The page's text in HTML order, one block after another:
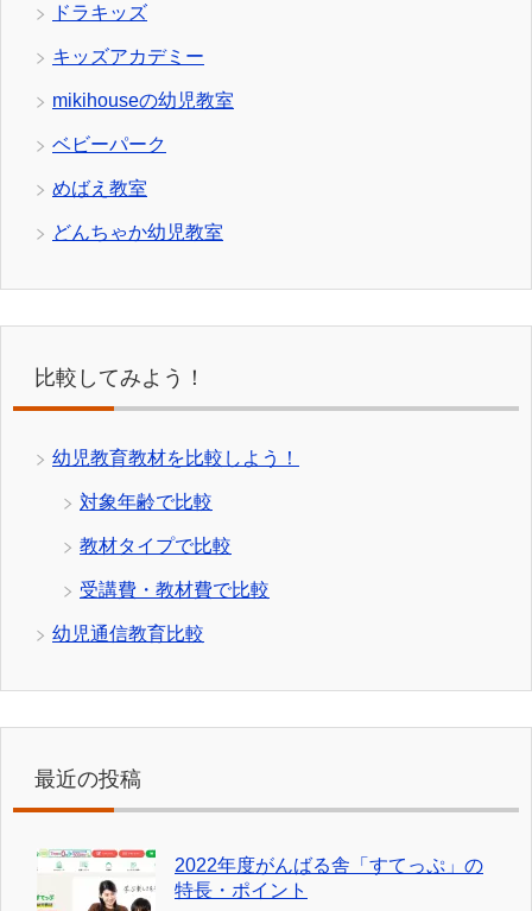
ドラキッズ
キッズアカデミー
mikihouseの幼児教室
ベビーパーク
めばえ教室
どんちゃか幼児教室
比較してみよう！
幼児教育教材を比較しよう！
対象年齢で比較
教材タイプで比較
受講費・教材費で比較
幼児通信教育比較
最近の投稿
2022年度がんばる舎「すてっぷ」の
特長・ポイント